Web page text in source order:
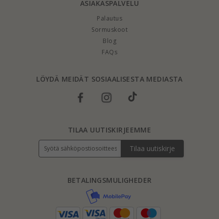
ASIAKASPALVELU
Palautus
Sormuskoot
Blog
FAQs
LÖYDÄ MEIDÄT SOSIAALISESTA MEDIASTA
BETALINGSMULIGHEDER
TILAA UUTISKIRJEEMME
Tilaa uutiskirje